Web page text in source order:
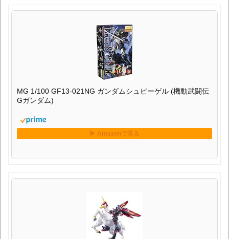
MG 1/100 GF13-021NG ガンダムシュピーゲル (機動武闘伝
Gガンダム)